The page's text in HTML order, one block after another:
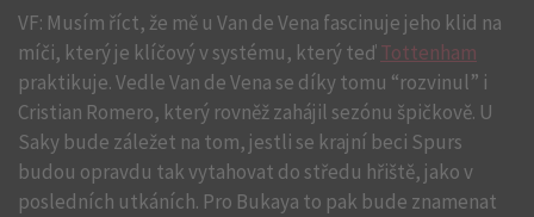
VF: Musím říct, že mě u Van de Vena fascinuje jeho klid na
míči, který je klíčový v systému, který teďTottenham
praktikuje. Vedle Van de Vena se díky tomu “rozvinul” i
Cristian Romero, který rovněž zahájil sezónu špičkově. U
Saky bude záležet na tom, jestli se krajní beci Spurs
budou opravdu tak vytahovat do středu hřiště, jako v
posledních utkáních. Pro Bukaya to pak bude znamenat